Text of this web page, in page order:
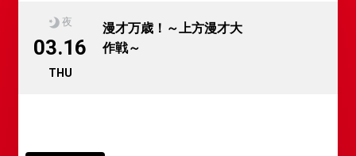
夜
03.16
THU
漫才万歳！～上方漫才大
作戦～